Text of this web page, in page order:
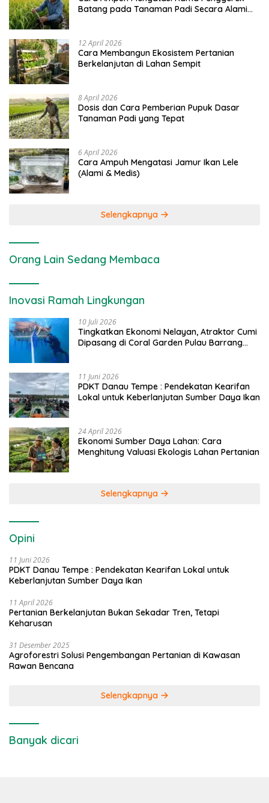
Batang pada Tanaman Padi Secara Alami
12 April 2026
Cara Membangun Ekosistem Pertanian
Berkelanjutan di Lahan Sempit
8 April 2026
Dosis dan Cara Pemberian Pupuk Dasar
Tanaman Padi yang Tepat
6 April 2026
Cara Ampuh Mengatasi Jamur Ikan Lele
(Alami & Medis)
Selengkapnya
Orang Lain Sedang Membaca
Inovasi Ramah Lingkungan
10 Juli 2026
Tingkatkan Ekonomi Nelayan, Atraktor Cumi
Dipasang di Coral Garden Pulau Barrang
11 Juni 2026
PDKT Danau Tempe : Pendekatan Kearifan
Lokal untuk Keberlanjutan Sumber Daya Ikan
24 April 2026
Ekonomi Sumber Daya Lahan: Cara
Menghitung Valuasi Ekologis Lahan Pertanian
Selengkapnya
Opini
11 Juni 2026
PDKT Danau Tempe : Pendekatan Kearifan Lokal untuk
Keberlanjutan Sumber Daya Ikan
11 April 2026
Pertanian Berkelanjutan Bukan Sekadar Tren, Tetapi
Keharusan
31 Desember 2025
Agroforestri Solusi Pengembangan Pertanian di Kawasan
Rawan Bencana
Selengkapnya
Banyak dicari